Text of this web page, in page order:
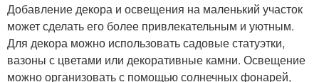
Добавление декора и освещения на маленький участок
может сделать его более привлекательным и уютным.
Для декора можно использовать садовые статуэтки,
вазоны с цветами или декоративные камни. Освещение
можно организовать с помощью солнечных фонарей,